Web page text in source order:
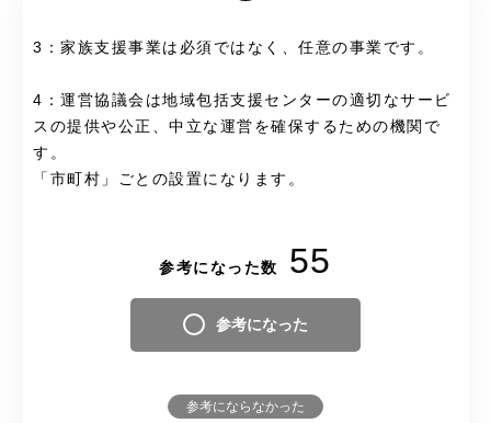
3：家族支援事業は必須ではなく、任意の事業です。
4：運営協議会は地域包括支援センターの適切なサービ
スの提供や公正、中立な運営を確保するための機関で
す。
「市町村」ごとの設置になります。
参考になった数 55
参考になった
参考にならなかった